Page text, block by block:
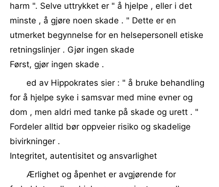
harm ". Selve uttrykket er " å hjelpe , eller i det
minste , å gjøre noen skade . " Dette er en
utmerket begynnelse for en helsepersonell etiske
retningslinjer . Gjør ingen skade
Først, gjør ingen skade .
ed av Hippokrates sier : " å bruke behandling
for å hjelpe syke i samsvar med mine evner og
dom , men aldri med tanke på skade og urett . "
Fordeler alltid bør oppveier risiko og skadelige
bivirkninger .
Integritet, autentisitet og ansvarlighet
Ærlighet og åpenhet er avgjørende for